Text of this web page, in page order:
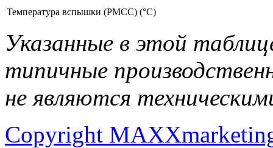
Температура вспышки (PMCC) (°C)
Указанные в этой
типичные
не являются
Copyright